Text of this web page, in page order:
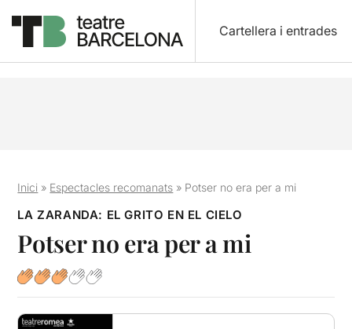
Cartellera i entrades
Inici » Espectacles recomanats » Potser no era per a mi
LA ZARANDA: EL GRITO EN EL CIELO
Potser no era per a mi